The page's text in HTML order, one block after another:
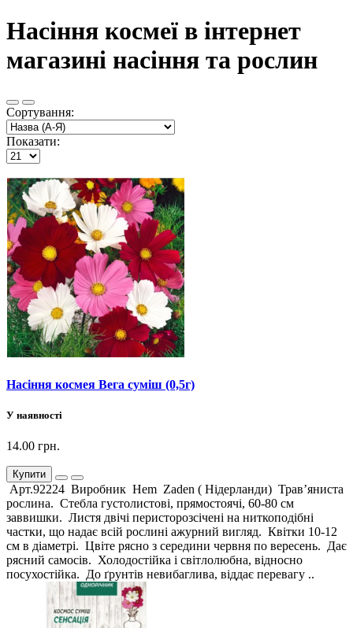
Насіння космеї в інтернет
магазині насіння та рослин
Сортування:
Показати:
Насіння космея Вега суміш (0,5г)
У наявності
14.00 грн.
Купити
Арт.92224 Виробник Hem Zaden ( Нідерланди) Трав’яниста
рослина. Стебла густолистові, прямостоячі, 60-80 см
заввишки. Листя двічі перисторозсічені на ниткоподібні
частки, що надає всій рослині ажурний вигляд. Квітки 10-12
см в діаметрі. Цвіте рясно з середини червня по вересень. Дає
рясний самосів. Холодостійка і світлолюбна, відносно
посухостійка. До ґрунтів невибаглива, віддає перевагу ..